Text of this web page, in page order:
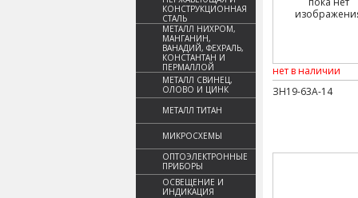
КОНСТРУКЦИОННАЯ
СТАЛЬ
МЕТАЛЛ НИХРОМ,
МАНГАНИН,
ВАНАДИЙ, ФЕХРАЛЬ,
КОНСТАНТАН И
ПЕРМАЛЛОЙ
МЕТАЛЛ СВИНЕЦ,
ОЛОВО И ЦИНК
МЕТАЛЛ ТИТАН
МИКРОСХЕМЫ
ОПТОЭЛЕКТРОННЫЕ
ПРИБОРЫ
ОСВЕЩЕНИЕ И
ИНДИКАЦИЯ
нет в наличии
ЗН19-63А-14